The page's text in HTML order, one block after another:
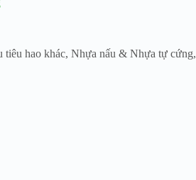
tiêu hao khác, Nhựa nấu & Nhựa tự cứng,